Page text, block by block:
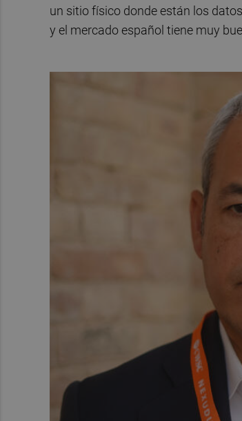
un sitio físico donde están los
y el mercado español tiene muy